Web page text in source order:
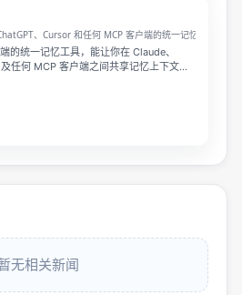
、Cursor 和任何 MCP 客户端的统一记忆
的统一记忆工具，能让你在 Claude、
任何 MCP 客户端之间共享记忆上下文，
无相关新闻